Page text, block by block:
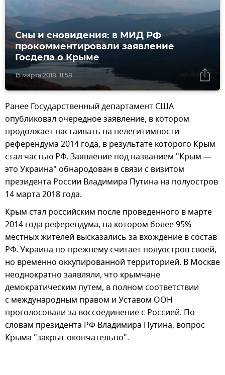
15 марта 2018, 11:58
Сны и сновидения: в МИД РФ
прокомментировали заявление
Госдепа о Крыме
Ранее Государственный департамент США
опубликовал очередное заявление, в котором
продолжает настаивать на нелегитимности
референдума 2014 года, в результате которого Крым
стал частью РФ. Заявление под названием "Крым —
это Украина" обнародован в связи с визитом
президента России Владимира Путина на полуостров
14 марта 2018 года.
Крым стал российским после проведенного в марте
2014 года референдума, на котором более 95%
местных жителей высказались за вхождение в состав
РФ. Украина по-прежнему считает полуостров своей,
но временно оккупированной территорией. В Москве
неоднократно заявляли, что крымчане
демократическим путем, в полном соответствии
с международным правом и Уставом ООН
проголосовали за воссоединение с Россией. По
словам президента РФ Владимира Путина, вопрос
Крыма "закрыт окончательно".